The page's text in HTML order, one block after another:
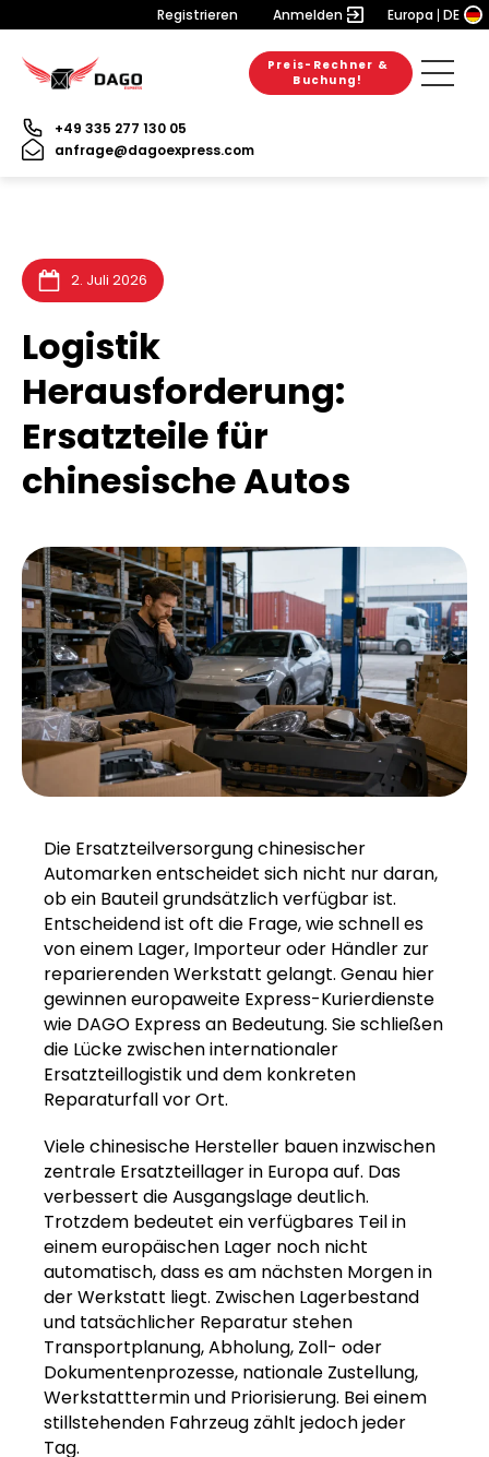
Registrieren Anmelden Europa DE
Preis-Rechner &
Buchung!
+49 335 277 130 05
anfrage@dagoexpress.com
2. Juli 2026
Logistik
Herausforderung:
Ersatzteile für
chinesische Autos
Die Ersatzteilversorgung chinesischer
Automarken entscheidet sich nicht nur daran,
ob ein Bauteil grundsätzlich verfügbar ist.
Entscheidend ist oft die Frage, wie schnell es
von einem Lager, Importeur oder Händler zur
reparierenden Werkstatt gelangt. Genau hier
gewinnen europaweite Express-Kurierdienste
wie DAGO Express an Bedeutung. Sie schließen
die Lücke zwischen internationaler
Ersatzteillogistik und dem konkreten
Reparaturfall vor Ort.
Viele chinesische Hersteller bauen inzwischen
zentrale Ersatzteillager in Europa auf. Das
verbessert die Ausgangslage deutlich.
Trotzdem bedeutet ein verfügbares Teil in
einem europäischen Lager noch nicht
automatisch, dass es am nächsten Morgen in
der Werkstatt liegt. Zwischen Lagerbestand
und tatsächlicher Reparatur stehen
Transportplanung, Abholung, Zoll- oder
Dokumentenprozesse, nationale Zustellung,
Werkstatttermin und Priorisierung. Bei einem
stillstehenden Fahrzeug zählt jedoch jeder
Tag.
28. Juli 2026
28. Juli 2026
25. Juli 2026